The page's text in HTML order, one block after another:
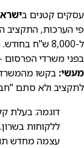
עסקים קטנים ב
ל-8,000 ש"ח
בפני משרדי הפרסום
מעשי: בקשו
לתקציב ולא סתם
דוגמה: בעלת
ללקוחות